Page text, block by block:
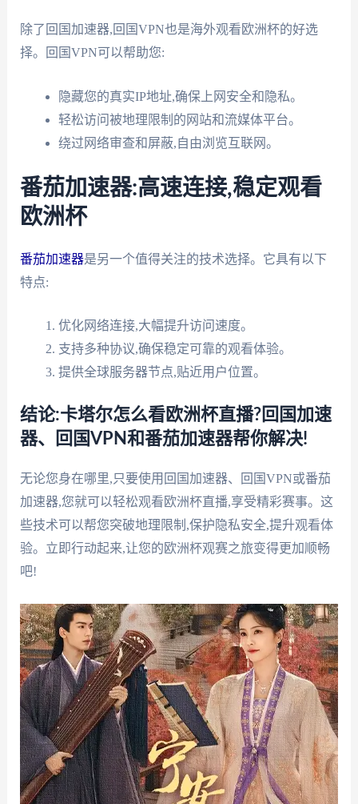
除了回国加速器,回国VPN也是海外观看欧洲杯的好选
择。回国VPN可以帮助您:
隐藏您的真实IP地址,确保上网安全和隐私。
轻松访问被地理限制的网站和流媒体平台。
绕过网络审查和屏蔽,自由浏览互联网。
番茄加速器:高速连接,稳定观看
欧洲杯
番茄加速器是另一个值得关注的技术选择。它具有以下
特点:
优化网络连接,大幅提升访问速度。
支持多种协议,确保稳定可靠的观看体验。
提供全球服务器节点,贴近用户位置。
结论:卡塔尔怎么看欧洲杯直播?回国加速
器、回国VPN和番茄加速器帮你解决!
无论您身在哪里,只要使用回国加速器、回国VPN或番茄
加速器,您就可以轻松观看欧洲杯直播,享受精彩赛事。这
些技术可以帮您突破地理限制,保护隐私安全,提升观看体
验。立即行动起来,让您的欧洲杯观赛之旅变得更加顺畅
吧!